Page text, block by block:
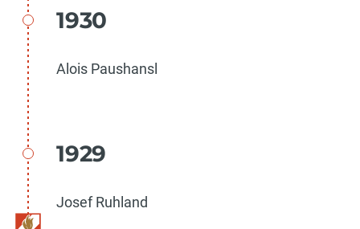
1930
Alois Paushansl
1929
Josef Ruhland